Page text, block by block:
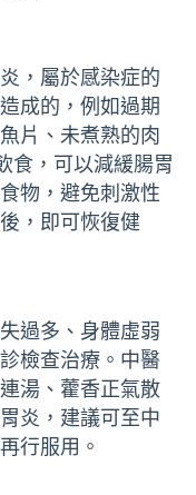
，屬於感染症的
成的，例如過期
片、未煮熟的肉
食，可以減緩腸胃
物，避免刺激性
，即可恢復健
過多、身體虛弱
檢查治療。中醫
湯、藿香正氣散
炎，建議可至中
行服用。